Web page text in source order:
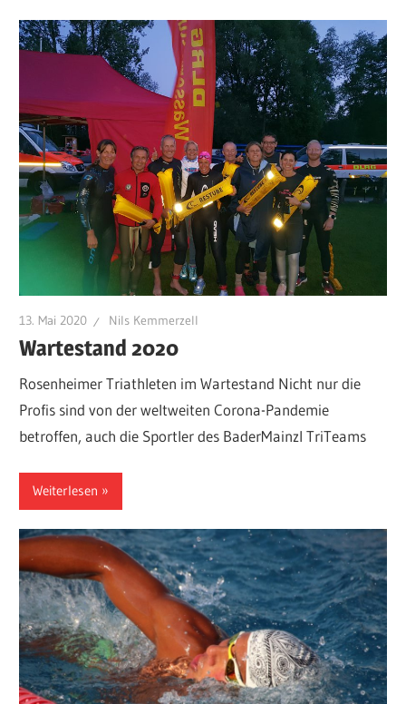
13. Mai 2020 Nils Kemmerzell
Wartestand 2020
Rosenheimer Triathleten im Wartestand Nicht nur die
Profis sind von der weltweiten Corona-Pandemie
betroffen, auch die Sportler des BaderMainzl TriTeams
Weiterlesen